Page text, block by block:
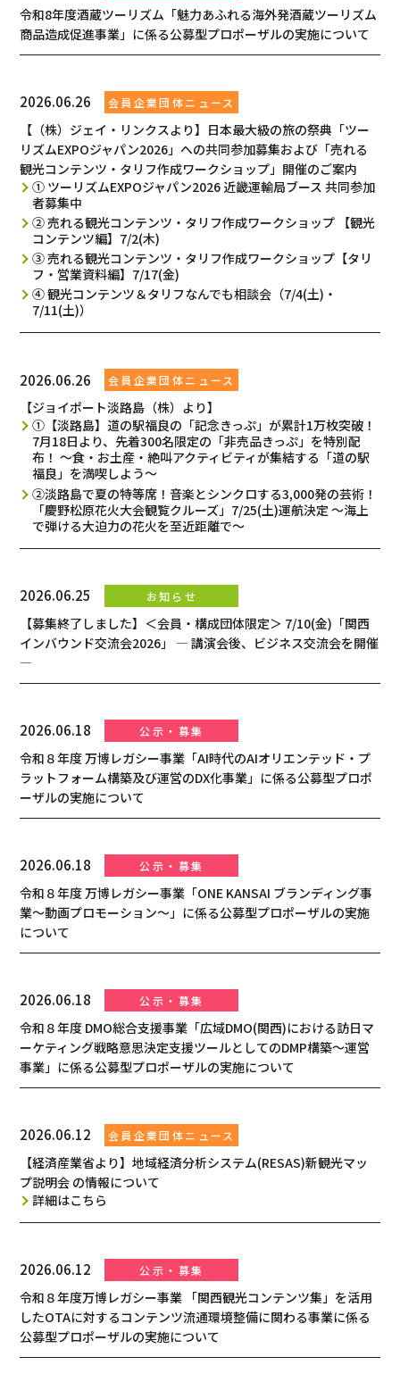
令和8年度酒蔵ツーリズム「魅力あふれる海外発酒蔵ツーリズム
商品造成促進事業」に係る公募型プロポーザルの実施について
2026.06.26
【（株）ジェイ・リンクスより】日本最大級の旅の祭典「ツー
リズムEXPOジャパン2026」への共同参加募集および「売れる
観光コンテンツ・タリフ作成ワークショップ」開催のご案内
① ツーリズムEXPOジャパン2026 近畿運輸局ブース 共同参加
者募集中
② 売れる観光コンテンツ・タリフ作成ワークショップ 【観光
コンテンツ編】7/2(木)
③ 売れる観光コンテンツ・タリフ作成ワークショップ【タリ
フ・営業資料編】7/17(金)
④ 観光コンテンツ＆タリフなんでも相談会（7/4(土)・
7/11(土)）
2026.06.26
【ジョイポート淡路島（株）より】
①【淡路島】道の駅福良の「記念きっぷ」が累計1万枚突破！
7月18日より、先着300名限定の「非売品きっぷ」を特別配
布！ ～食・お土産・絶叫アクティビティが集結する「道の駅
福良」を満喫しよう～
②淡路島で夏の特等席！音楽とシンクロする3,000発の芸術！
「慶野松原花火大会観覧クルーズ」7/25(土)運航決定 〜海上
で弾ける大迫力の花火を至近距離で〜
2026.06.25
【募集終了しました】＜会員・構成団体限定＞ 7/10(金)「関西
インバウンド交流会2026」 ― 講演会後、ビジネス交流会を開催
―
2026.06.18
令和８年度 万博レガシー事業「AI時代のAIオリエンテッド・プ
ラットフォーム構築及び運営のDX化事業」に係る公募型プロポ
ーザルの実施について
2026.06.18
令和８年度 万博レガシー事業「ONE KANSAI ブランディング事
業～動画プロモーション～」に係る公募型プロポーザルの実施
について
2026.06.18
令和８年度 DMO総合支援事業「広域DMO(関西)における訪日マ
ーケティング戦略意思決定支援ツールとしてのDMP構築～運営
事業」に係る公募型プロポーザルの実施について
2026.06.12
【経済産業省より】地域経済分析システム(RESAS)新観光マッ
プ説明会 の情報について
詳細はこちら
2026.06.12
令和８年度万博レガシー事業 「関西観光コンテンツ集」を活用
したOTAに対するコンテンツ流通環境整備に関わる事業に係る
公募型プロポーザルの実施について